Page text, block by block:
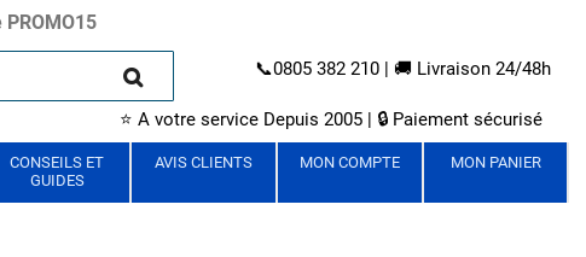
📞0805 382 210 | 🚚 Livraison 24/48h
⭐ A votre service Depuis 2005 | 🔒 Paiement sécurisé
CONSEILS ET
GUIDES
AVIS CLIENTS MON COMPTE MON PANIER